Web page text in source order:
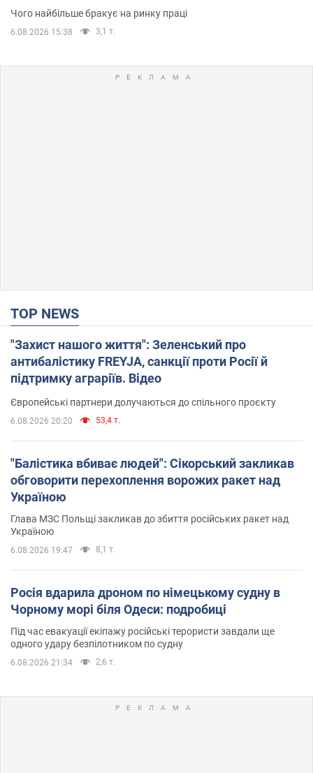
Чого найбільше бракує на ринку праці
6.08.2026 15:38 3,1 т.
TOP NEWS
"Захист нашого життя": Зеленський про
антибалістику FREYJA, санкції проти Росії й
підтримку аграріїв. Відео
Європейські партнери долучаються до спільного проєкту
6.08.2026 20:20 53,4 т.
"Балістика вбиває людей": Сікорський закликав
обговорити перехоплення ворожих ракет над
Україною
Глава МЗС Польщі закликав до збиття російських ракет над
Україною
6.08.2026 19:47 8,1 т.
Росія вдарила дроном по німецькому судну в
Чорному морі біля Одеси: подробиці
Під час евакуації екіпажу російські терористи завдали ще
одного удару безпілотником по судну
6.08.2026 21:34 2,6 т.